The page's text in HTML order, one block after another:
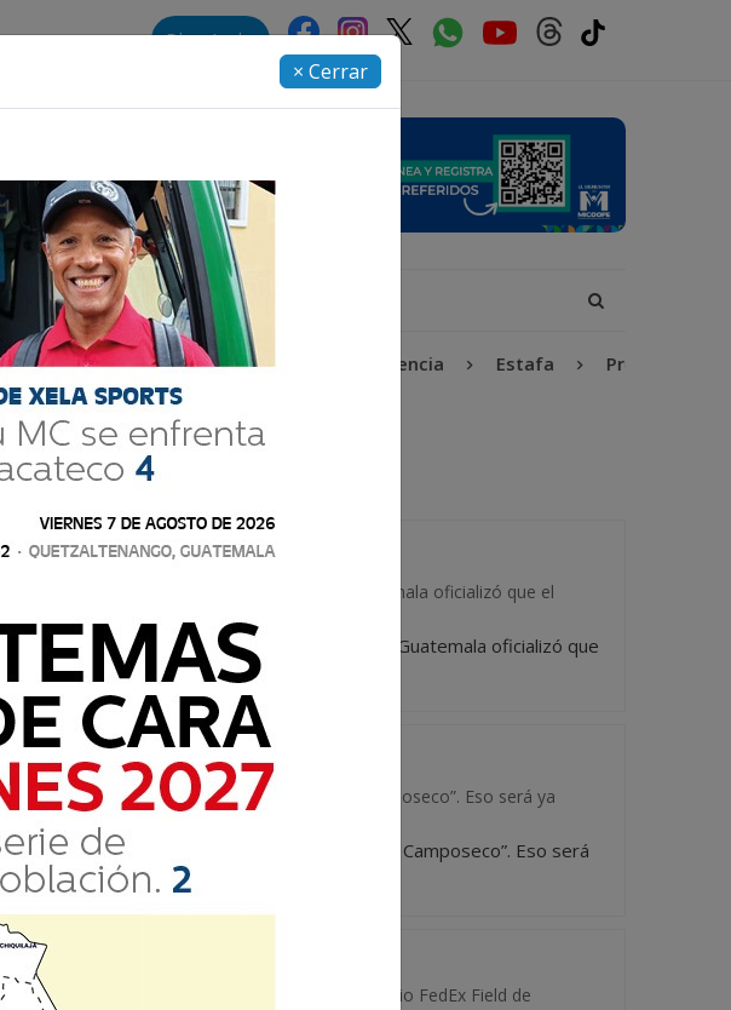
× Cerrar
Directorio
LA VOZ 25
Fichajes Niñez y Adolescencia Estafa Protección
La Liga de Futbol Primera División Guatemala oficializó que el
La Liga de Futbol Primera División Guatemala oficializó que
galardón, al cual se le llama Orden “Mario Camposeco”. Eso será ya
un galardón, al cual se le llama Orden “Mario Camposeco”. Eso será
PARA EL PAÍS
amistoso contra Argentina en el Estadio FedEx Field de